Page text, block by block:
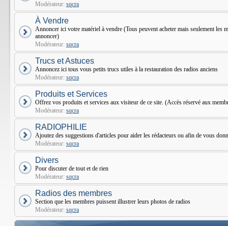
Modérateur: sqcra
À Vendre
Annoncer ici votre matériel à vendre (Tous peuvent acheter mais seulement les
annoncer)
Modérateur: sqcra
Trucs et Astuces
Annoncez ici tous vous petits trucs utiles à la restauration des radios anciens
Modérateur: sqcra
Produits et Services
Offrez vos produits et services aux visiteur de ce site. (Accès réservé aux
Modérateur: sqcra
RADIOPHILIE
Ajoutez des suggestions d'articles pour aider les rédacteurs ou afin de vous
Modérateur: sqcra
Divers
Pour discuter de tout et de rien
Modérateur: sqcra
Radios des membres
Section que les membres puissent illustrer leurs photos de radios
Modérateur: sqcra